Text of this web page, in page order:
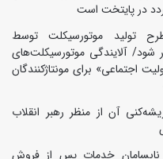
در پایتخت است
تولید موتورسیکلت توسط
شود/ آلایندگی موتورسیکلت‌های
اجتماعی» برای مونتاژکنندگان
آن از منظر رهبر انقلاب
خدمات پس از فروش